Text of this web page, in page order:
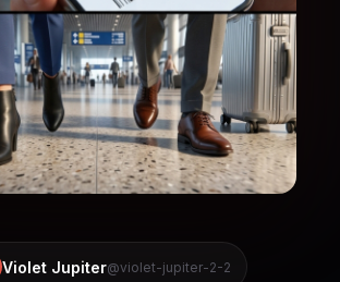
Violet Jupiter@violet-jupiter-2-2